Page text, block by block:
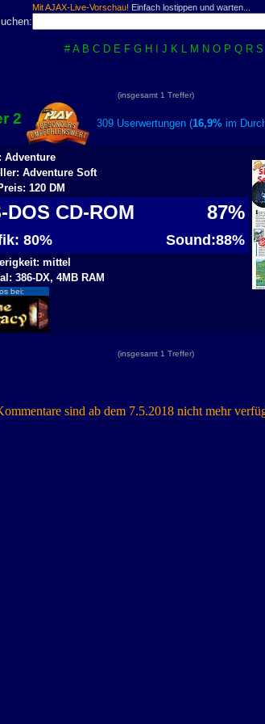
Mit AJAX-Live-Vorschau! Einfach lostippen und warten...
# A B C D E F G H J K L M N O P Q R S
(insgesamt 1 Treffer)
2 309 Userwertungen (16,9%im
Adventure
Adventure Soft
120 DM
DOS CD-ROM 87%
80% Sound:88%
mittel
386-DX, 4MB RAM
bei:
(insgesamt 1 Treffer)
sind ab dem 7.5.2018 nicht mehr